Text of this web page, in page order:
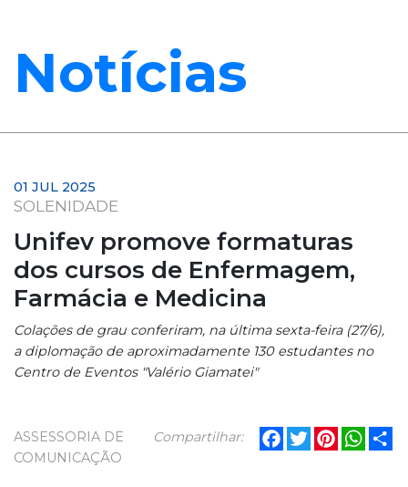
Notícias
01 JUL 2025
SOLENIDADE
Unifev promove formaturas
dos cursos de Enfermagem,
Farmácia e Medicina
Colações de grau conferiram, na última sexta-feira (27/6),
a diplomação de aproximadamente 130 estudantes no
Centro de Eventos "Valério Giamatei"
Compartilhar: Facebook
TwitterPinterest
ASSESSORIA DE
COMUNICAÇÃO